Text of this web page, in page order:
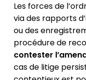
Les forces de
via des rapports
ou des
procédure de
contester
cas de litige